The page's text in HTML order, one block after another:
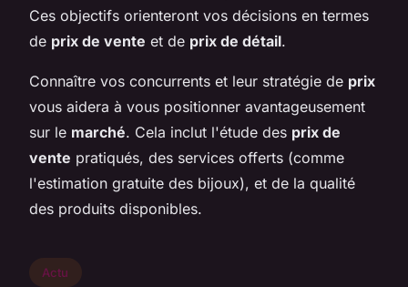
Ces objectifs orienteront vos décisions en termes
de prix de vente et de prix de détail.
Connaître vos concurrents et leur stratégie de prix
vous aidera à vous positionner avantageusement
sur le marché. Cela inclut l'étude des prix de
vente pratiqués, des services offerts (comme
l'estimation gratuite des bijoux), et de la qualité
des produits disponibles.
Actu